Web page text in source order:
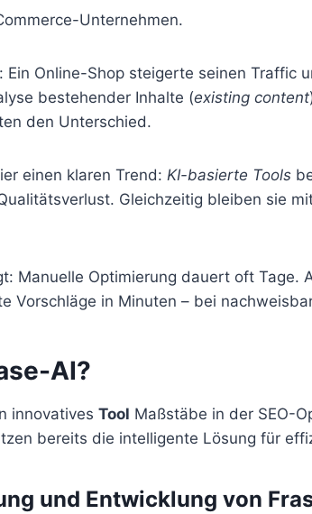
Unternehmen.
Ein Online-Shop steigerte seinen Traffic
bestehender Inhalte (existing content
den Unterschied.
einen klaren Trend: KI-basierte Tools
Gleichzeitig bleiben sie
Manuelle Optimierung dauert oft Tage.
Vorschläge in Minuten – bei
AI?
innovatives Tool Maßstäbe in der SEO-
bereits die intelligente Lösung für
und Entwicklung von